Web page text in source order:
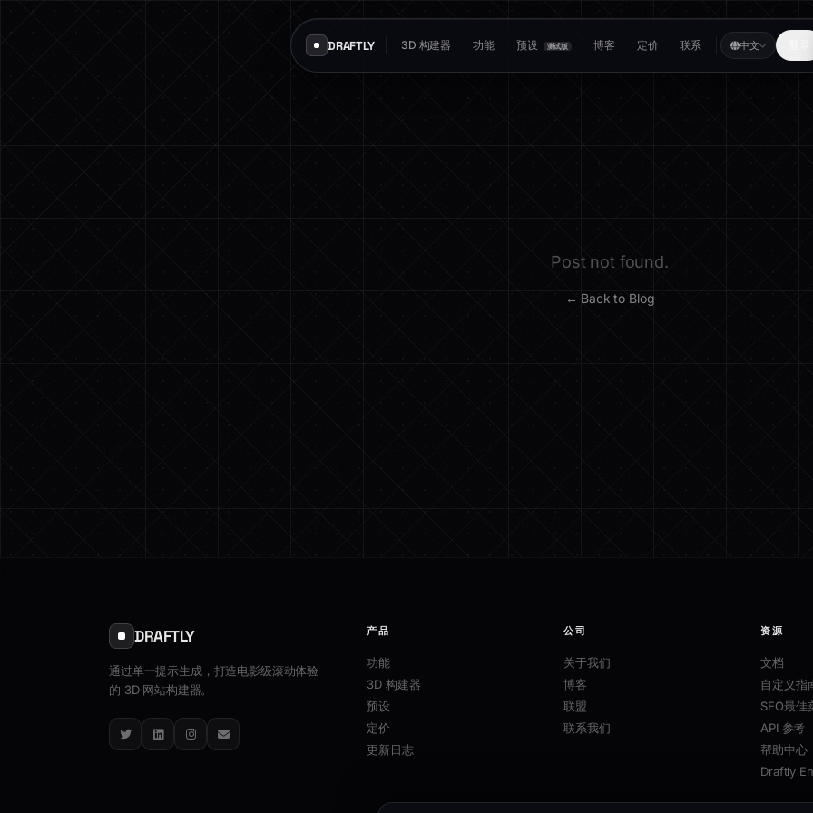
DRAFTLY 3D 构建器 功能 预设 测试版 博客 定价 联系 中文
Post not found.
← Back to Blog
DRAFTLY
通过单一提示生成，打造电影级滚动体验
的 3D 网站构建器。
TwitterLinkedInInstagram
Email
产品
功能
3D 构建器
预设
定价
更新日志
公司
关于我们
博客
联盟
联系我们
资源
文档
自定义指
SEO最佳
API 参考
帮助中心
Draftly